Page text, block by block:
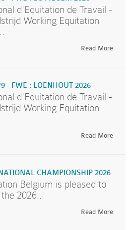
d'Equitation de Travail -
Working Equitation
Read More
- FWE : LOENHOUT 2026
d'Equitation de Travail -
Working Equitation
Read More
CHAMPIONSHIP 2026
Belgium is pleased to
2026...
Read More